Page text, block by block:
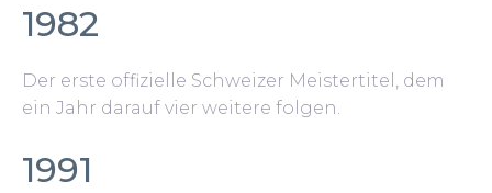
1982
Der erste offizielle Schweizer Meistertitel, dem
ein Jahr darauf vier weitere folgen.
1991